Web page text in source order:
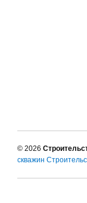
© 2026
скважин